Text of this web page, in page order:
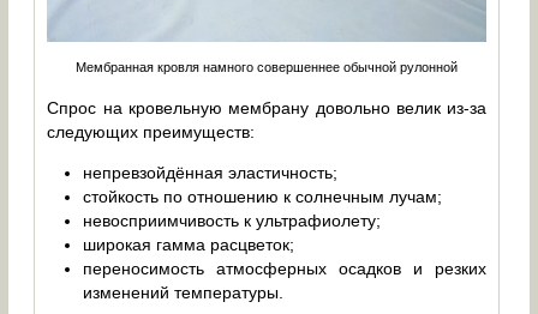
Мембранная кровля намного совершеннее обычной рулонной
Спрос на кровельную мембрану довольно велик из-за
следующих преимуществ:
непревзойдённая эластичность;
стойкость по отношению к солнечным лучам;
невосприимчивость к ультрафиолету;
широкая гамма расцветок;
переносимость атмосферных осадков и резких
изменений температуры.